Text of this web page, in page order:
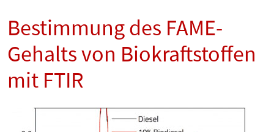
Bestimmung des FAME-
Gehalts von Biokraftstoffen
mit FTIR